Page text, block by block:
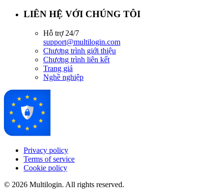
LIÊN HỆ VỚI CHÚNG TÔI
Hỗ trợ 24/7
support@multilogin.com
Chương trình giới thiệu
Chương trình liên kết
Trang giá
Nghề nghiệp
Privacy policy
Terms of service
Cookie policy
© 2026 Multilogin. All rights reserved.